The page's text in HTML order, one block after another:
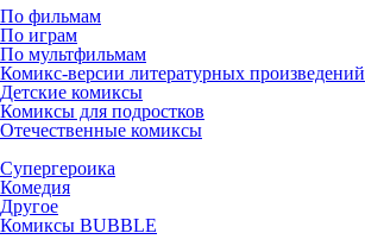
По фильмам
По играм
По мультфильмам
Комикс-версии литературных произведений
Детские комиксы
Комиксы для подростков
Отечественные комиксы
Супергероика
Комедия
Другое
Комиксы BUBBLE